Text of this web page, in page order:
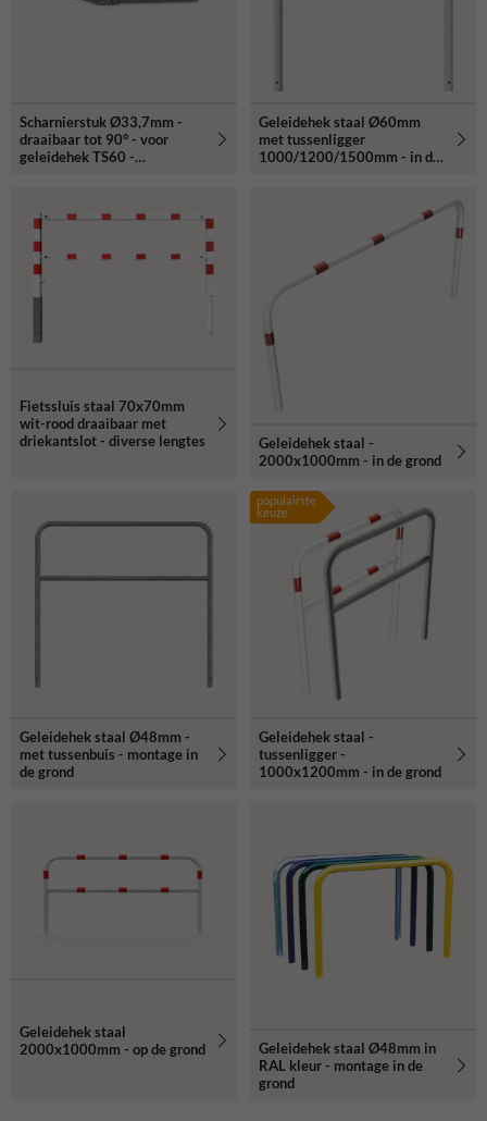
Scharnierstuk Ø33,7mm -
draaibaar tot 90° - voor
geleidehek TS60 -
Geleidehek staal Ø60mm
met tussenligger
1000/1200/1500mm - in de
Fietssluis staal 70x70mm
wit-rood draaibaar met
driekantslot - diverse lengtes
Geleidehek staal -
2000x1000mm - in de grond
Geleidehek staal Ø48mm -
met tussenbuis - montage in
de grond
populairste
keuze
Geleidehek staal -
tussenligger -
1000x1200mm - in de grond
Geleidehek staal
2000x1000mm - op de grond
Geleidehek staal Ø48mm in
RAL kleur - montage in de
grond